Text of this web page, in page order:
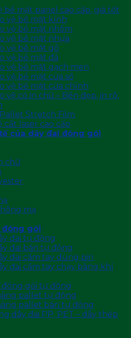
bề mặt panel cao cấp, giá tốt
vệ bề mặt kính
vệ bề mặt nhôm
vệ bề mặt nhựa
vệ bề mặt gỗ
vệ bề mặt đá
vệ bề mặt gạch men
vệ bề mặt cửa sổ
vệ bề mặt cửa chính
vệ có in chữ – Bền đẹp, in rõ,
Stretch Film
cắt laser cao cấp
của dây đai đóng gói
chữ
mạ
đóng gói
đai tự động
đai bán tự động
đai cầm tay dùng pin
đai cầm tay chạy bằng khí
gói tự động
pallet tự động
pallet bán tự động
dây đai PP, PET – dây thép